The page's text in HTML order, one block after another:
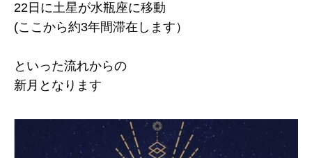
22日に土星が水瓶座に移動
(ここから約3年間滞在します）
といった流れからの
新月となります